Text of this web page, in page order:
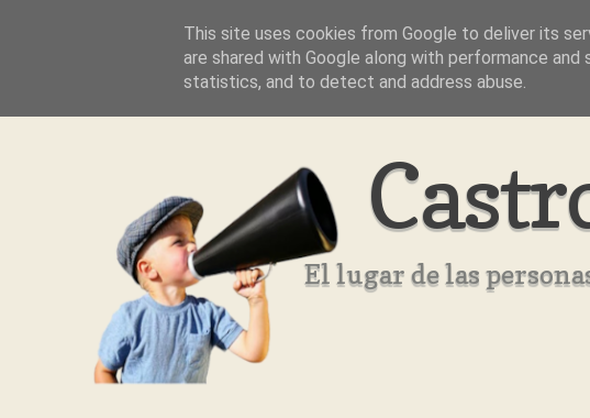
Aviso Legal Quienes Somos ??
El lugar de las
This site uses cookies from Google to deliver its
are shared with Google along with performance
statistics, and to detect and address abuse.